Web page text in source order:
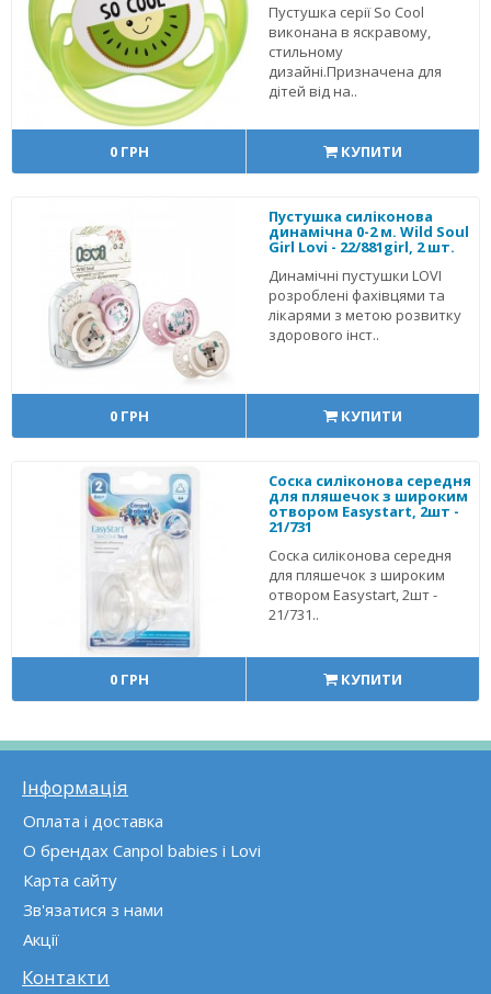
Пустушка серії So Cool
виконана в яскравому,
стильному
дизайні.Призначена для
дітей від на..
0 ГРН КУПИТИ
Пустушка силіконова
динамічна 0-2 м. Wild Soul
Girl Lovi - 22/881girl, 2 шт.
Динамічні пустушки LOVI
розроблені фахівцями та
лікарями з метою розвитку
здорового інст..
0 ГРН КУПИТИ
Соска силіконова середня
для пляшечок з широким
отвором Easystart, 2шт -
21/731
Соска силіконова середня
для пляшечок з широким
отвором Easystart, 2шт -
21/731..
0 ГРН КУПИТИ
Інформація
Оплата і доставка
О брендах Canpol babies і Lovi
Карта сайту
Зв'язатися з нами
Акції
Контакти